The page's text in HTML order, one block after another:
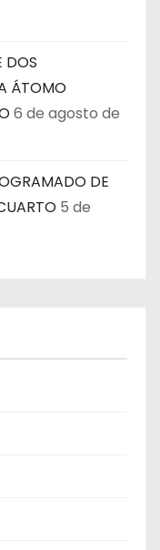
DOS
ÁTOMO
6 de agosto de
DE
5 de